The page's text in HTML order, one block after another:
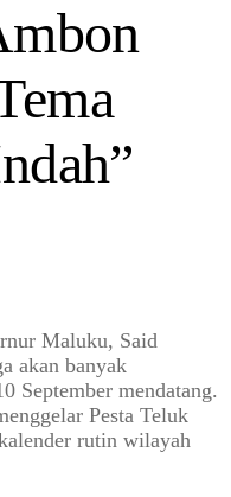
Maluku, Said
akan banyak
September mendatang.
Pesta Teluk
rutin wilayah